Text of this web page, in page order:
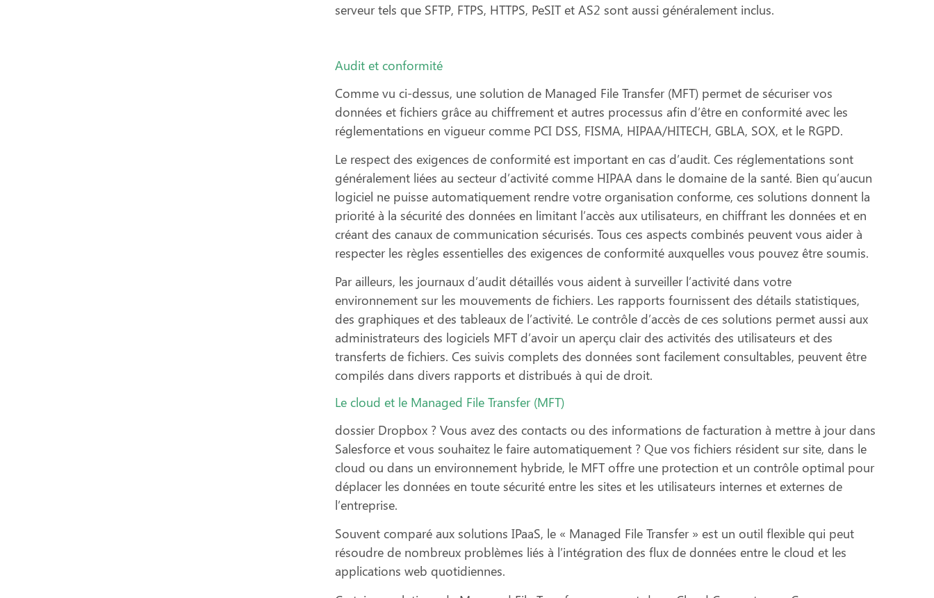
serveur tels que SFTP, FTPS, HTTPS, PeSIT et AS2 sont aussi généralement inclus.
Audit et conformité
Comme vu ci-dessus, une solution de Managed File Transfer (MFT) permet de sécuriser vos
données et fichiers grâce au chiffrement et autres processus afin d’être en conformité avec les
réglementations en vigueur comme PCI DSS, FISMA, HIPAA/HITECH, GBLA, SOX, et le RGPD.
Le respect des exigences de conformité est important en cas d’audit. Ces réglementations sont
généralement liées au secteur d’activité comme HIPAA dans le domaine de la santé. Bien qu’aucun
logiciel ne puisse automatiquement rendre votre organisation conforme, ces solutions donnent la
priorité à la sécurité des données en limitant l’accès aux utilisateurs, en chiffrant les données et en
créant des canaux de communication sécurisés. Tous ces aspects combinés peuvent vous aider à
respecter les règles essentielles des exigences de conformité auxquelles vous pouvez être soumis.
Par ailleurs, les journaux d’audit détaillés vous aident à surveiller l’activité dans votre
environnement sur les mouvements de fichiers. Les rapports fournissent des détails statistiques,
des graphiques et des tableaux de l’activité. Le contrôle d’accès de ces solutions permet aussi aux
administrateurs des logiciels MFT d’avoir un aperçu clair des activités des utilisateurs et des
transferts de fichiers. Ces suivis complets des données sont facilement consultables, peuvent être
compilés dans divers rapports et distribués à qui de droit.
Le cloud et le Managed File Transfer (MFT)
dossier Dropbox ? Vous avez des contacts ou des informations de facturation à mettre à jour dans
Salesforce et vous souhaitez le faire automatiquement ? Que vos fichiers résident sur site, dans le
cloud ou dans un environnement hybride, le MFT offre une protection et un contrôle optimal pour
déplacer les données en toute sécurité entre les sites et les utilisateurs internes et externes de
l’entreprise.
Souvent comparé aux solutions IPaaS, le « Managed File Transfer » est un outil flexible qui peut
résoudre de nombreux problèmes liés à l’intégration des flux de données entre le cloud et les
applications web quotidiennes.